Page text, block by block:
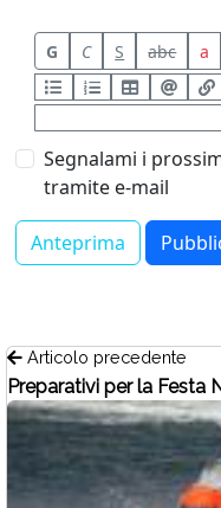
G C S abc a
Segnalami i
tramite e-mail
Articolo precedente
Preparativi per la Festa